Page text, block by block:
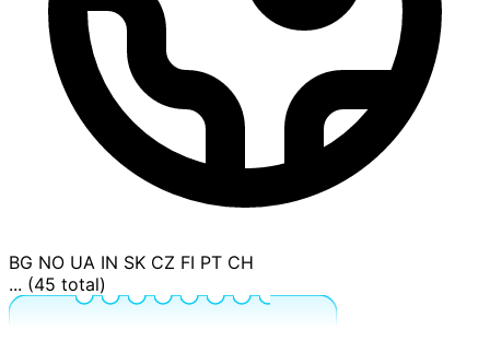
BG NO UA IN SK CZ FI PT CH
... (45 total)